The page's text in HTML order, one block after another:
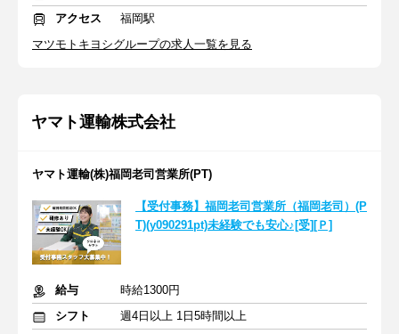
アクセス
福岡駅
マツモトキヨシグループの求人一覧を見る
ヤマト運輸株式会社
ヤマト運輸(株)福岡老司営業所(PT)
【受付事務】福岡老司営業所（福岡老司）(P
T)(y090291pt)未経験でも安心♪[受][Ｐ]
給与
時給1300円
シフト
週4日以上 1日5時間以上